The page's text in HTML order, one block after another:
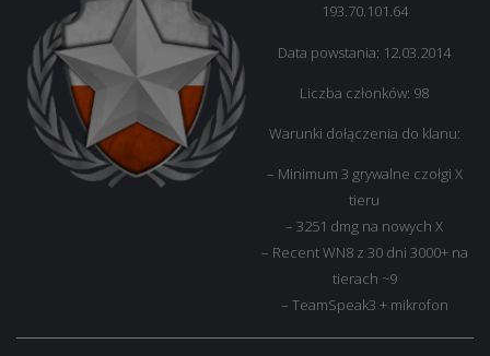
193.70.101.64
Data powstania: 12.03.2014
Liczba członków: 98
Warunki dołączenia do klanu:
– Minimum 3 grywalne czołgi X
tieru
– 3251 dmg na nowych X
– Recent WN8 z 30 dni 3000+ na
tierach ~9
– TeamSpeak3 + mikrofon